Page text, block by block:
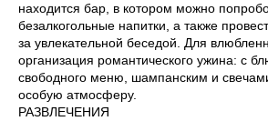
находится бар, в котором можно
безалкогольные напитки, а также
за увлекательной беседой. Для
организация романтического ужина: с
свободного меню, шампанским и
особую атмосферу.
РАЗВЛЕЧЕНИЯ